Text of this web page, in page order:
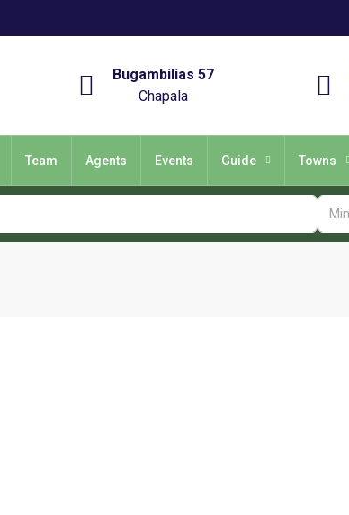
Bugambilias 57
Chapala
Team Agents Events Guide Towns